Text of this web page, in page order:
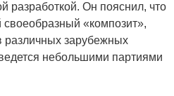
разработкой. Он пояснил, что
своеобразный «композит»,
различных зарубежных
небольшими партиями